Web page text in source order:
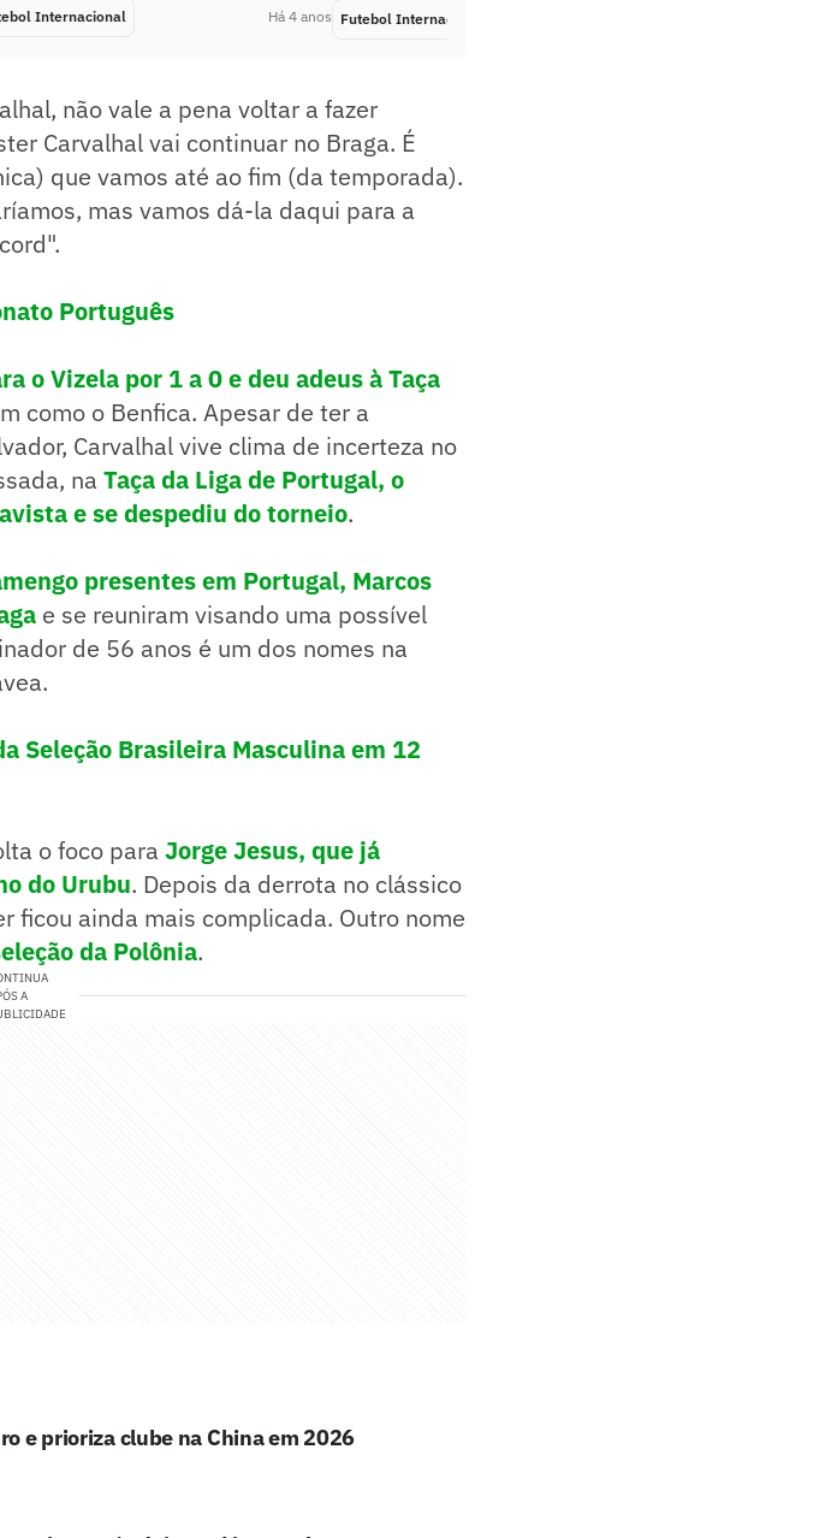
Internacional Há 4 anos Futebol Internacional
não vale a pena voltar a fazer
Carvalhal vai continuar no Braga. É
que vamos até ao fim (da temporada).
mas vamos dá-la daqui para a
Português
o Vizela por 1 a 0 e deu adeus à Taça
como o Benfica. Apesar de ter a
Carvalhal vive clima de incerteza no
na Taça da Liga de Portugal, o
e se despediu do torneio.
presentes em Portugal, Marcos
e se reuniram visando uma possível
de 56 anos é um dos nomes na
Seleção Brasileira Masculina em 12
o foco para Jorge Jesus, que já
do Urubu. Depois da derrota no clássico
ficou ainda mais complicada. Outro nome
da Polônia.
A
e prioriza clube na China em 2026